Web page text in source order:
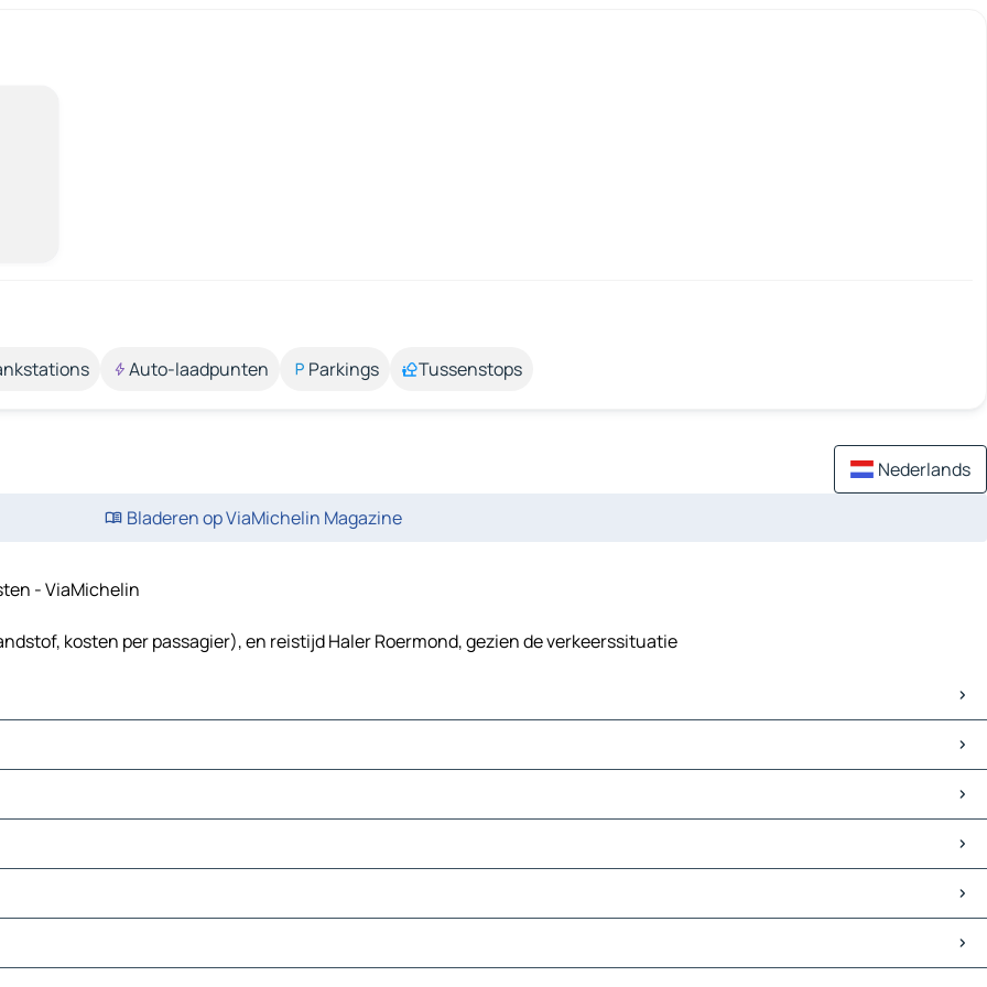
Auto-laadpunten Parkings Tussenstops
Nederlands
Bladeren op ViaMichelin Magazine
- ViaMichelin
kosten per passagier), en reistijd Haler Roermond, gezien de verkeerssituatie